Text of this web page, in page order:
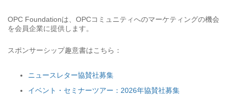
OPC Foundationは、OPCコミュニティへのマーケティングの機会
を会員企業に提供します。
スポンサーシップ趣意書はこちら：
ニュースレター協賛社募集
イベント・セミナーツアー：2026年協賛社募集